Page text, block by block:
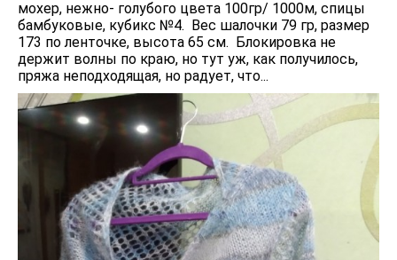
мохер, нежно- голубого цвета 100гр/ 1000м, спицы
бамбуковые, кубикс №4. Вес шалочки 79 гр, размер
173 по ленточке, высота 65 см. Блокировка не
держит волны по краю, но тут уж, как получилось,
пряжа неподходящая, но радует, что...